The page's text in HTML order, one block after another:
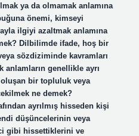
ya da olmamak anlamına
önemi, kimseyi
ilgiyi azaltmak anlamına
Dilbilimde ifade, hoş bir
sözdiziminde kavramları
anlamların genellikle ayrı
bir topluluk veya
ne demek?
ayrılmış hisseden kişi
düşüncelerinin veya
gibi hissettiklerini ve